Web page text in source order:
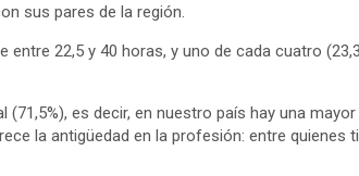
sus pares de la región.
22,5 y 40 horas, y uno de cada cuatro
es decir, en nuestro país hay una
la antigüedad en la profesión: entre quienes